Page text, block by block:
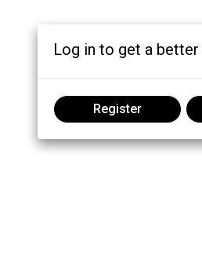
Log in to get a
Register